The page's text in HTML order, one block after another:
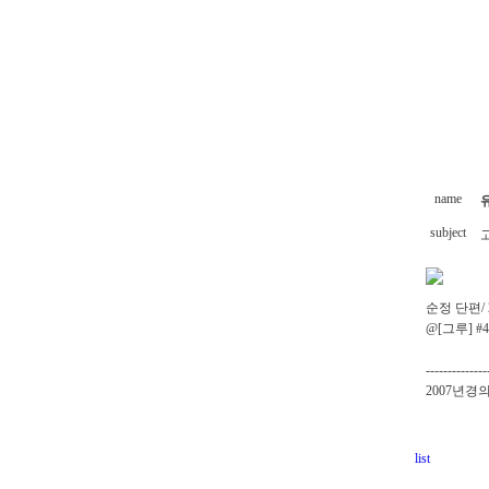
name
subject
순정 단편/
@[그루]
2007년경
list